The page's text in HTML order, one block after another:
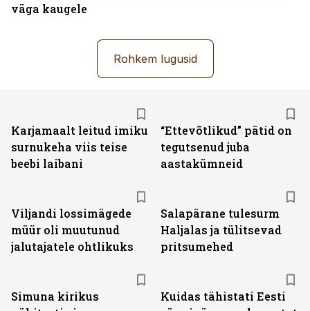
väga kaugele
Rohkem lugusid
Karjamaalt leitud imiku
surnukeha viis teise
beebi laibani
“Ettevõtlikud” pätid on
tegutsenud juba
aastakümneid
Viljandi lossimägede
müür oli muutunud
jalutajatele ohtlikuks
Salapärane tulesurm
Haljalas ja tülitsevad
pritsumehed
Simuna kirikus
Kuidas tähistati Eesti